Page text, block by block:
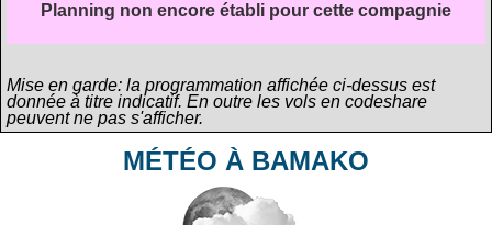
Planning non encore établi pour cette compagnie
Mise en garde: la programmation affichée ci-dessus est
donnée à titre indicatif. En outre les vols en codeshare
peuvent ne pas s'afficher.
MÉTÉO À BAMAKO